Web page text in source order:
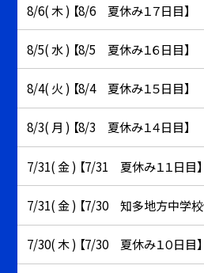
8/6( 木 ) 【8/6 夏休み１７日目】
8/5( 水 ) 【8/5 夏休み１６日目】
8/4( 火 ) 【8/4 夏休み１５日目】
8/3( 月 ) 【8/3 夏休み１４日目】
7/31( 金 ) 【7/31 夏休み１１日目】
7/31( 金 ) 【7/30 知多地方中学校
7/30( 木 ) 【7/30 夏休み１０日目】